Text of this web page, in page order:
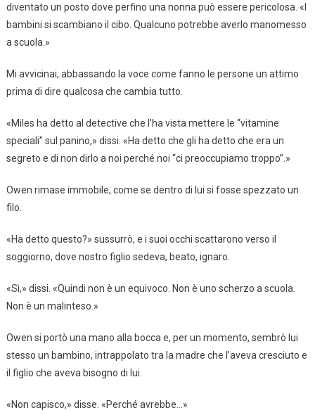
diventato un posto dove perfino una nonna può essere pericolosa. «I
bambini si scambiano il cibo. Qualcuno potrebbe averlo manomesso
a scuola.»
Mi avvicinai, abbassando la voce come fanno le persone un attimo
prima di dire qualcosa che cambia tutto.
«Miles ha detto al detective che l’ha vista mettere le “vitamine
speciali” sul panino,» dissi. «Ha detto che gli ha detto che era un
segreto e di non dirlo a noi perché noi “ci preoccupiamo troppo”.»
Owen rimase immobile, come se dentro di lui si fosse spezzato un
filo.
«Ha detto questo?» sussurrò, e i suoi occhi scattarono verso il
soggiorno, dove nostro figlio sedeva, beato, ignaro.
«Sì,» dissi. «Quindi non è un equivoco. Non è uno scherzo a scuola.
Non è un malinteso.»
Owen si portò una mano alla bocca e, per un momento, sembrò lui
stesso un bambino, intrappolato tra la madre che l’aveva cresciuto e
il figlio che aveva bisogno di lui.
«Non capisco,» disse. «Perché avrebbe…»